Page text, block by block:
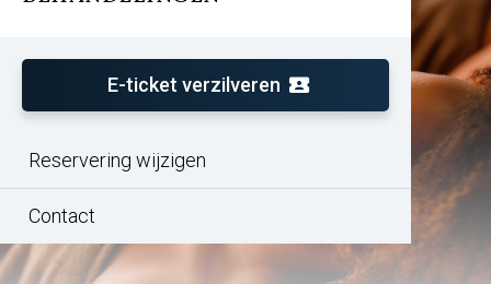
E-ticket verzilveren
Reservering wijzigen
Contact